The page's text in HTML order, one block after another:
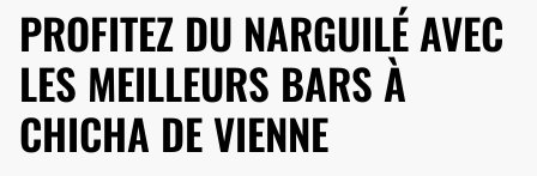
PROFITEZ DU NARGUILÉ AVEC
LES MEILLEURS BARS À
CHICHA DE VIENNE